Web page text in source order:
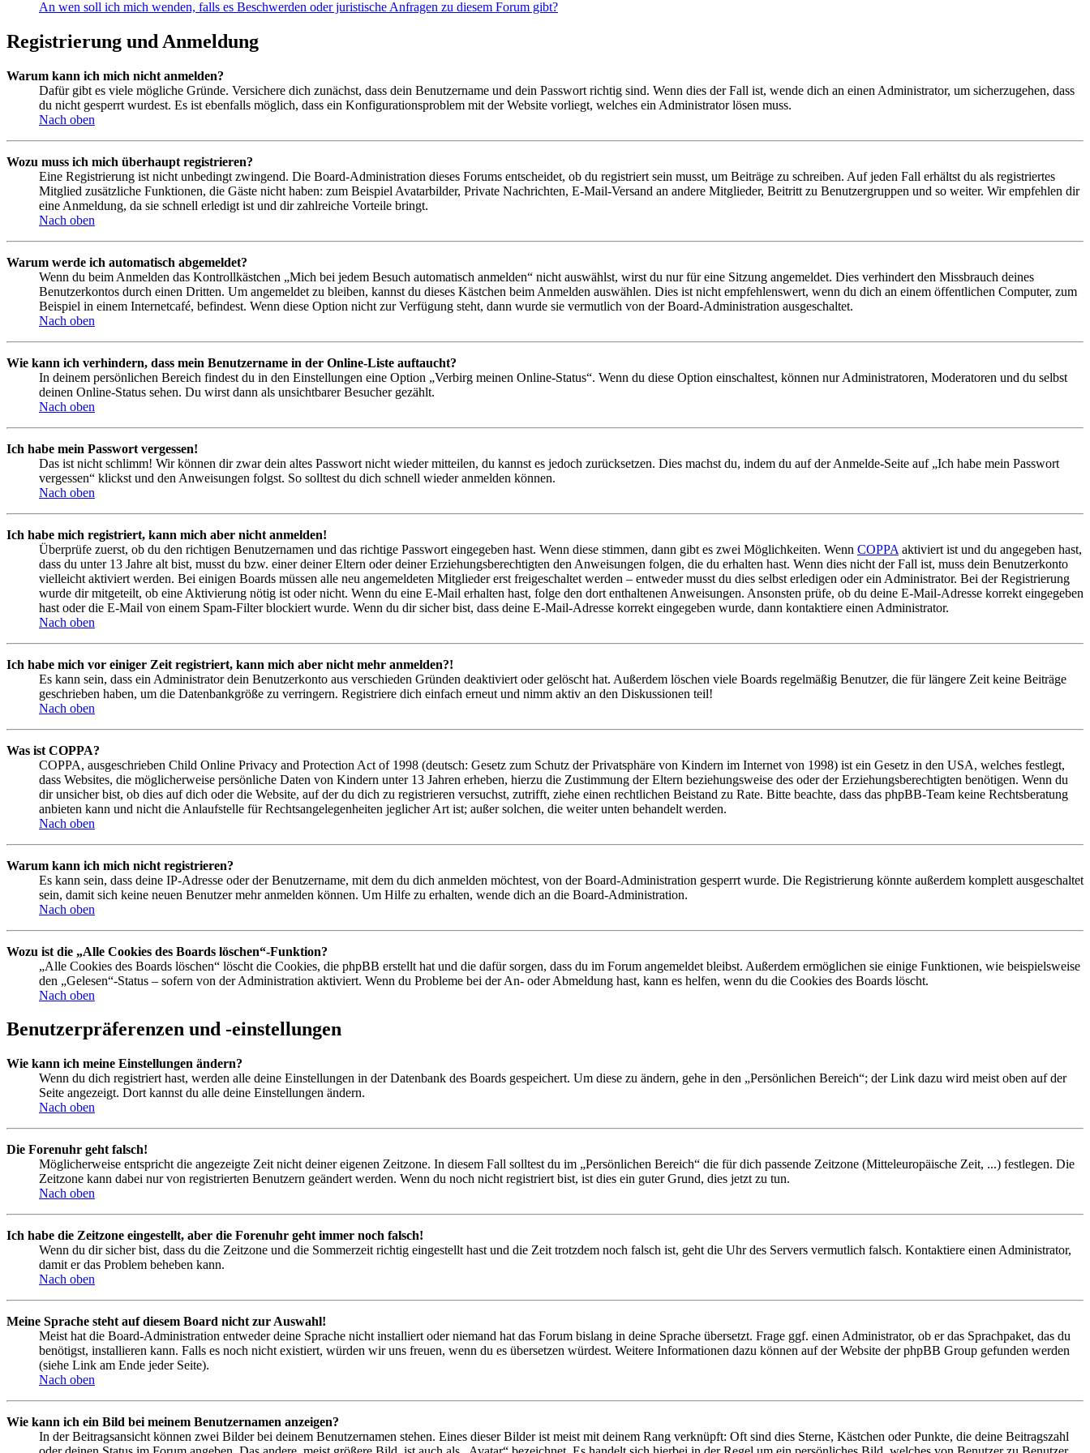
An wen soll ich mich wenden, falls es Beschwerden oder juristische Anfragen zu diesem Forum gibt?
Registrierung und Anmeldung
Warum kann ich mich nicht anmelden?
Dafür gibt es viele mögliche Gründe. Versichere dich zunächst, dass dein Benutzername und dein Passwort richtig sind. Wenn dies der Fall ist, wende dich an einen Administrator, um sicherzugehen, dass
du nicht gesperrt wurdest. Es ist ebenfalls möglich, dass ein Konfigurationsproblem mit der Website vorliegt, welches ein Administrator lösen muss.
Nach oben
Wozu muss ich mich überhaupt registrieren?
Eine Registrierung ist nicht unbedingt zwingend. Die Board-Administration dieses Forums entscheidet, ob du registriert sein musst, um Beiträge zu schreiben. Auf jeden Fall erhältst du als registriertes
Mitglied zusätzliche Funktionen, die Gäste nicht haben: zum Beispiel Avatarbilder, Private Nachrichten, E-Mail-Versand an andere Mitglieder, Beitritt zu Benutzergruppen und so weiter. Wir empfehlen dir
eine Anmeldung, da sie schnell erledigt ist und dir zahlreiche Vorteile bringt.
Nach oben
Warum werde ich automatisch abgemeldet?
Wenn du beim Anmelden das Kontrollkästchen „Mich bei jedem Besuch automatisch anmelden“ nicht auswählst, wirst du nur für eine Sitzung angemeldet. Dies verhindert den Missbrauch deines
Benutzerkontos durch einen Dritten. Um angemeldet zu bleiben, kannst du dieses Kästchen beim Anmelden auswählen. Dies ist nicht empfehlenswert, wenn du dich an einem öffentlichen Computer, zum
Beispiel in einem Internetcafé, befindest. Wenn diese Option nicht zur Verfügung steht, dann wurde sie vermutlich von der Board-Administration ausgeschaltet.
Nach oben
Wie kann ich verhindern, dass mein Benutzername in der Online-Liste auftaucht?
In deinem persönlichen Bereich findest du in den Einstellungen eine Option „Verbirg meinen Online-Status“. Wenn du diese Option einschaltest, können nur Administratoren, Moderatoren und du selbst
deinen Online-Status sehen. Du wirst dann als unsichtbarer Besucher gezählt.
Nach oben
Ich habe mein Passwort vergessen!
Das ist nicht schlimm! Wir können dir zwar dein altes Passwort nicht wieder mitteilen, du kannst es jedoch zurücksetzen. Dies machst du, indem du auf der Anmelde-Seite auf „Ich habe mein Passwort
vergessen“ klickst und den Anweisungen folgst. So solltest du dich schnell wieder anmelden können.
Nach oben
Ich habe mich registriert, kann mich aber nicht anmelden!
Überprüfe zuerst, ob du den richtigen Benutzernamen und das richtige Passwort eingegeben hast. Wenn diese stimmen, dann gibt es zwei Möglichkeiten. Wenn COPPA aktiviert ist und du angegeben hast,
dass du unter 13 Jahre alt bist, musst du bzw. einer deiner Eltern oder deiner Erziehungsberechtigten den Anweisungen folgen, die du erhalten hast. Wenn dies nicht der Fall ist, muss dein Benutzerkonto
vielleicht aktiviert werden. Bei einigen Boards müssen alle neu angemeldeten Mitglieder erst freigeschaltet werden – entweder musst du dies selbst erledigen oder ein Administrator. Bei der Registrierung
wurde dir mitgeteilt, ob eine Aktivierung nötig ist oder nicht. Wenn du eine E-Mail erhalten hast, folge den dort enthaltenen Anweisungen. Ansonsten prüfe, ob du deine E-Mail-Adresse korrekt eingegeben
hast oder die E-Mail von einem Spam-Filter blockiert wurde. Wenn du dir sicher bist, dass deine E-Mail-Adresse korrekt eingegeben wurde, dann kontaktiere einen Administrator.
Nach oben
Ich habe mich vor einiger Zeit registriert, kann mich aber nicht mehr anmelden?!
Es kann sein, dass ein Administrator dein Benutzerkonto aus verschieden Gründen deaktiviert oder gelöscht hat. Außerdem löschen viele Boards regelmäßig Benutzer, die für längere Zeit keine Beiträge
geschrieben haben, um die Datenbankgröße zu verringern. Registriere dich einfach erneut und nimm aktiv an den Diskussionen teil!
Nach oben
Was ist COPPA?
COPPA, ausgeschrieben Child Online Privacy and Protection Act of 1998 (deutsch: Gesetz zum Schutz der Privatsphäre von Kindern im Internet von 1998) ist ein Gesetz in den USA, welches festlegt,
dass Websites, die möglicherweise persönliche Daten von Kindern unter 13 Jahren erheben, hierzu die Zustimmung der Eltern beziehungsweise des oder der Erziehungsberechtigten benötigen. Wenn du
dir unsicher bist, ob dies auf dich oder die Website, auf der du dich zu registrieren versuchst, zutrifft, ziehe einen rechtlichen Beistand zu Rate. Bitte beachte, dass das phpBB-Team keine Rechtsberatung
anbieten kann und nicht die Anlaufstelle für Rechtsangelegenheiten jeglicher Art ist; außer solchen, die weiter unten behandelt werden.
Nach oben
Warum kann ich mich nicht registrieren?
Es kann sein, dass deine IP-Adresse oder der Benutzername, mit dem du dich anmelden möchtest, von der Board-Administration gesperrt wurde. Die Registrierung könnte außerdem komplett ausgeschaltet
sein, damit sich keine neuen Benutzer mehr anmelden können. Um Hilfe zu erhalten, wende dich an die Board-Administration.
Nach oben
Wozu ist die „Alle Cookies des Boards löschen“-Funktion?
„Alle Cookies des Boards löschen“ löscht die Cookies, die phpBB erstellt hat und die dafür sorgen, dass du im Forum angemeldet bleibst. Außerdem ermöglichen sie einige Funktionen, wie beispielsweise
den „Gelesen“-Status – sofern von der Administration aktiviert. Wenn du Probleme bei der An- oder Abmeldung hast, kann es helfen, wenn du die Cookies des Boards löscht.
Nach oben
Benutzerpräferenzen und -einstellungen
Wie kann ich meine Einstellungen ändern?
Wenn du dich registriert hast, werden alle deine Einstellungen in der Datenbank des Boards gespeichert. Um diese zu ändern, gehe in den „Persönlichen Bereich“; der Link dazu wird meist oben auf der
Seite angezeigt. Dort kannst du alle deine Einstellungen ändern.
Nach oben
Die Forenuhr geht falsch!
Möglicherweise entspricht die angezeigte Zeit nicht deiner eigenen Zeitzone. In diesem Fall solltest du im „Persönlichen Bereich“ die für dich passende Zeitzone (Mitteleuropäische Zeit, ...) festlegen. Die
Zeitzone kann dabei nur von registrierten Benutzern geändert werden. Wenn du noch nicht registriert bist, ist dies ein guter Grund, dies jetzt zu tun.
Nach oben
Ich habe die Zeitzone eingestellt, aber die Forenuhr geht immer noch falsch!
Wenn du dir sicher bist, dass du die Zeitzone und die Sommerzeit richtig eingestellt hast und die Zeit trotzdem noch falsch ist, geht die Uhr des Servers vermutlich falsch. Kontaktiere einen Administrator,
damit er das Problem beheben kann.
Nach oben
Meine Sprache steht auf diesem Board nicht zur Auswahl!
Meist hat die Board-Administration entweder deine Sprache nicht installiert oder niemand hat das Forum bislang in deine Sprache übersetzt. Frage ggf. einen Administrator, ob er das Sprachpaket, das du
benötigst, installieren kann. Falls es noch nicht existiert, würden wir uns freuen, wenn du es übersetzen würdest. Weitere Informationen dazu können auf der Website der phpBB Group gefunden werden
(siehe Link am Ende jeder Seite).
Nach oben
Wie kann ich ein Bild bei meinem Benutzernamen anzeigen?
In der Beitragsansicht können zwei Bilder bei deinem Benutzernamen stehen. Eines dieser Bilder ist meist mit deinem Rang verknüpft: Oft sind dies Sterne, Kästchen oder Punkte, die deine Beitragszahl